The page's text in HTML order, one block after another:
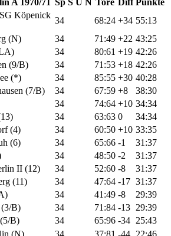
Köpenick
34 68:24 +34 55:13
(N) 34 71:49 +22 43:25
34 80:61 +19 42:26
(9/B) 34 71:53 +18 42:26
(*) 34 85:55 +30 40:28
(7/B) 34 67:59 +8
38:30
34 74:64 +10 34:34
34 63:63 0
34:34
(4) 34 60:50 +10 33:35
(6) 34 65:66 -1
31:37
34 48:50 -2
31:37
II (12) 34 52:60 -8
31:37
(11) 34 47:64 -17 31:37
34 41:49 -8
29:39
B) 34 71:84 -13 29:39
B) 34 65:96 -34 25:43
(N) 34 37:81 -44 22:46